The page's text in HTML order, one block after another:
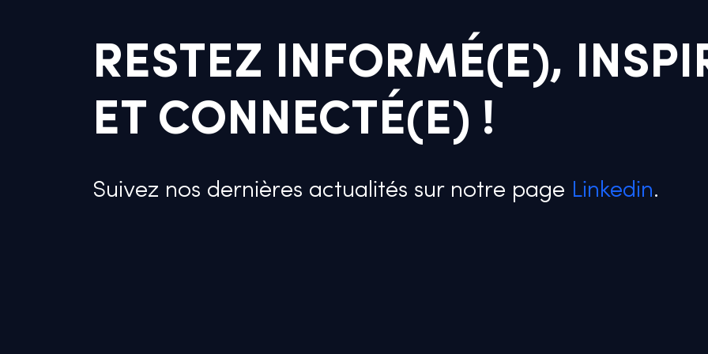
RESTEZ INFORMÉ(E),
ET CONNECTÉ(E) !
Suivez nos dernières actualités sur notre page Linkedin.